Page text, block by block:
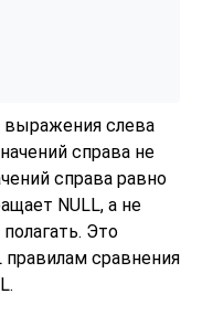
выражения слева
справа не
справа равно
NULL, а не
Это
сравнения